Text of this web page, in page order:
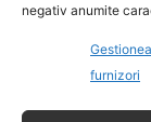
negativ anumite
furnizori
Ultimele
George